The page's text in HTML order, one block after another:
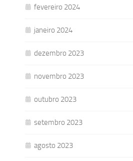
fevereiro 2024
janeiro 2024
dezembro 2023
novembro 2023
outubro 2023
setembro 2023
agosto 2023